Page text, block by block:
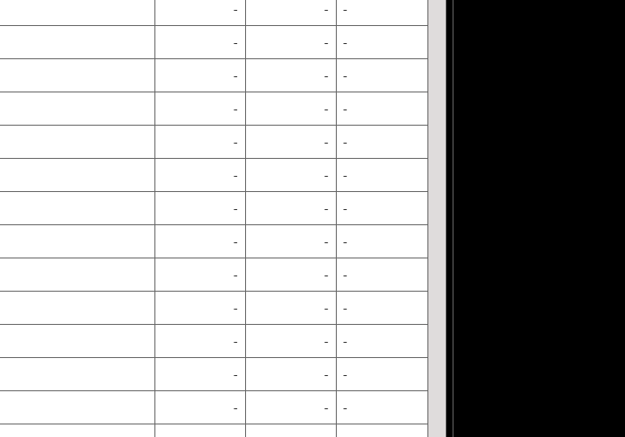
- - -
- - -
- - -
- - -
- - -
- - -
- - -
- - -
- - -
- - -
- - -
- - -
- - -